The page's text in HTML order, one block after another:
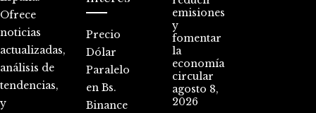
Ofrece
noticias
actualizadas,
análisis de
tendencias,
y
Precio
Dólar
Paralelo
en Bs.
Binance
emisiones
y
fomentar
la
economía
circular
agosto 8,
2026